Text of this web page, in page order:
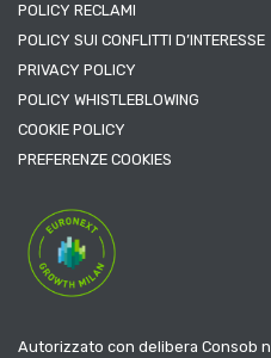
POLICY RECLAMI
POLICY SUI CONFLITTI D’INTERESSE
PRIVACY POLICY
POLICY WHISTLEBLOWING
COOKIE POLICY
PREFERENZE COOKIES
Autorizzato con delibera Consob